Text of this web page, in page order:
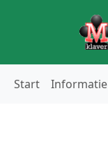
Start Informatie